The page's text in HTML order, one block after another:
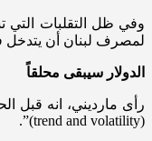
لمصرف لبنان أن يتدخل
الدولار سيبقى محلقاً
رأى مارديني، انه قبل
(trend and volatility)”.